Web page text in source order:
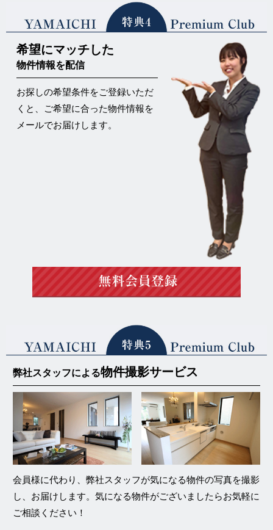
希望にマッチした
物件情報を配信
お探しの希望条件をご登録いただ
くと、ご希望に合った物件情報を
メールでお届けします。
弊社スタッフによる物件撮影サービス
会員様に代わり、弊社スタッフが気になる物件の写真を撮影
し、お届けします。気になる物件がございましたらお気軽に
ご相談ください！